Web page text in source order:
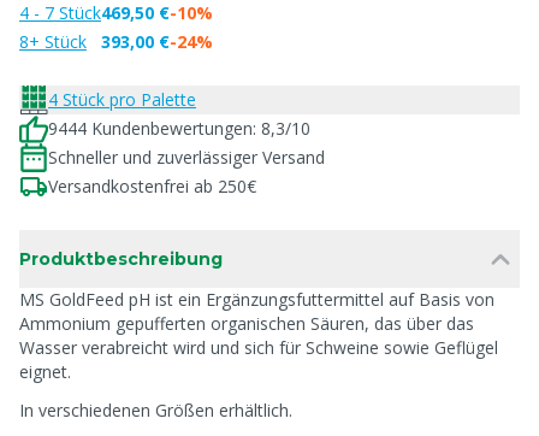
4 - 7 Stück
8+ Stück
469,50 €
393,00 €
-10%
-24%
4 Stück pro Palette
9444 Kundenbewertungen: 8,3/10
Schneller und zuverlässiger Versand
Versandkostenfrei ab 250€
Produktbeschreibung
MS GoldFeed pH ist ein Ergänzungsfuttermittel auf Basis von
Ammonium gepufferten organischen Säuren, das über das
Wasser verabreicht wird und sich für Schweine sowie Geflügel
eignet.
In verschiedenen Größen erhältlich.